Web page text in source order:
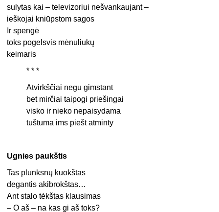
sulytas kai – televizoriui nešvankaujant –
ieškojai kniūpstom sagos
Ir spengė
toks pogelsvis mėnuliukų
keimaris
* * *
Atvirkščiai negu gimstant
bet mirčiai taipogi priešingai
visko ir nieko nepaisydama
tuštuma ims piešt atminty
Ugnies paukštis
Tas plunksnų kuokštas
degantis akibrokštas…
Ant stalo tėkštas klausimas
– O aš – na kas gi aš toks?